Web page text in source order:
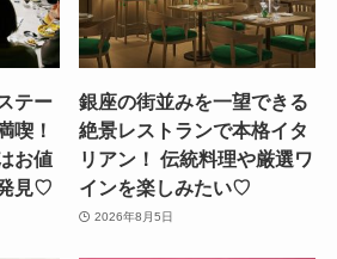
テー
喫！
お値
見♡
銀座の街並みを一望できる
絶景レストランで本格イタ
リアン！ 伝統料理や厳選ワ
インを楽しみたい♡
2026年8月5日